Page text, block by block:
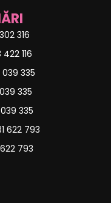
316
116
335
335
335
622 793
793